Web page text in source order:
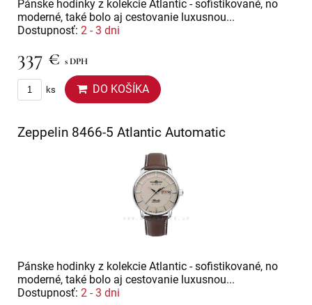
Pánske hodinky z kolekcie Atlantic - sofistikované, no
moderné, také bolo aj cestovanie luxusnou...
Dostupnosť: 2 - 3 dni
337 € s DPH
ks DO KOŠÍKA
Zeppelin 8466-5 Atlantic Automatic
Pánske hodinky z kolekcie Atlantic - sofistikované, no
moderné, také bolo aj cestovanie luxusnou...
Dostupnosť: 2 - 3 dni